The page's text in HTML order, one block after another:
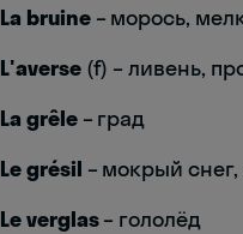
La bruine– морось,
L'averse(f) – ливень,
La grêle– град
Le grésil – мокрый
Le verglas– гололёд